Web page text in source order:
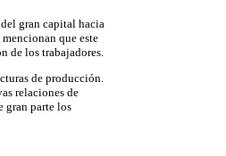
del gran capital hacia
que este
de los trabajadores.
de producción.
relaciones de
gran parte los